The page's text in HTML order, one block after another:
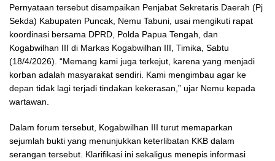
Pernyataan tersebut disampaikan Penjabat Sekretaris Daerah (Pj
Sekda) Kabupaten Puncak, Nemu Tabuni, usai mengikuti rapat
koordinasi bersama DPRD, Polda Papua Tengah, dan
Kogabwilhan III di Markas Kogabwilhan III, Timika, Sabtu
(18/4/2026). “Memang kami juga terkejut, karena yang menjadi
korban adalah masyarakat sendiri. Kami mengimbau agar ke
depan tidak lagi terjadi tindakan kekerasan,” ujar Nemu kepada
wartawan.
Dalam forum tersebut, Kogabwilhan III turut memaparkan
sejumlah bukti yang menunjukkan keterlibatan KKB dalam
serangan tersebut. Klarifikasi ini sekaligus menepis informasi